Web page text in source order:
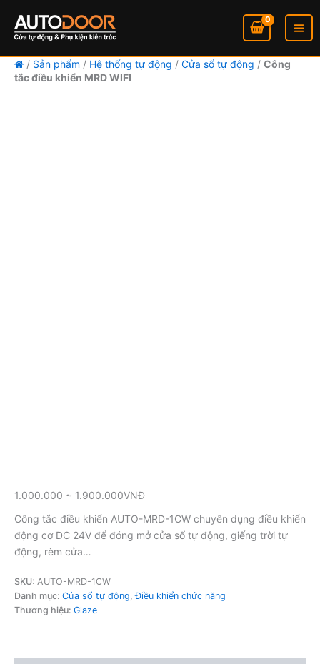
dung
/ Sản phẩm / Hệ thống tự động / Cửa sổ tự động / Công
tắc điều khiển MRD WIFI
1.000.000 ~ 1.900.000VNĐ
Công tắc điều khiển AUTO-MRD-1CW chuyên dụng điều khiển
động cơ DC 24V để đóng mở cửa sổ tự động, giếng trời tự
động, rèm cửa…
SKU: AUTO-MRD-1CW
Danh mục: Cửa sổ tự động,Điều khiển chức năng
Thương hiệu: Glaze